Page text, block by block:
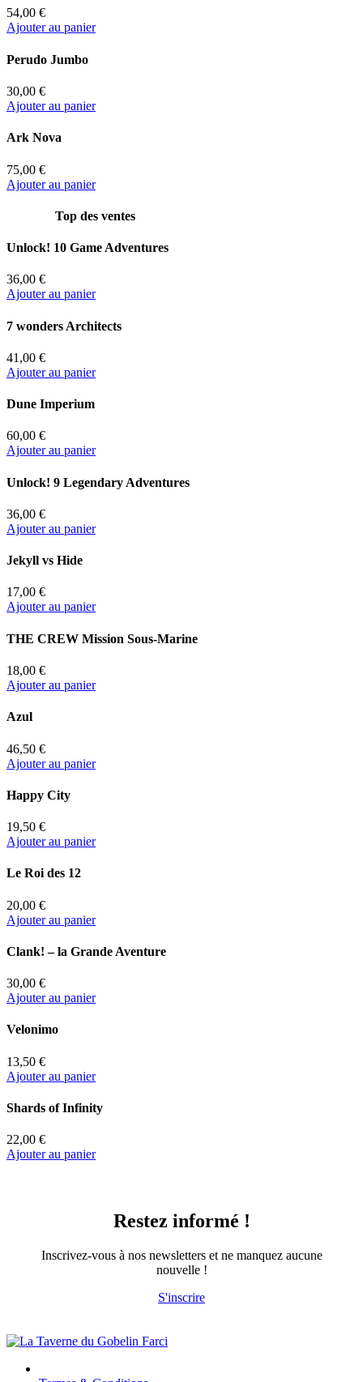
54,00 €
Ajouter au panier
Perudo Jumbo
30,00 €
Ajouter au panier
Ark Nova
75,00 €
Ajouter au panier
Top des ventes
Unlock! 10 Game Adventures
36,00 €
Ajouter au panier
7 wonders Architects
41,00 €
Ajouter au panier
Dune Imperium
60,00 €
Ajouter au panier
Unlock! 9 Legendary Adventures
36,00 €
Ajouter au panier
Jekyll vs Hide
17,00 €
Ajouter au panier
THE CREW Mission Sous-Marine
18,00 €
Ajouter au panier
Azul
46,50 €
Ajouter au panier
Happy City
19,50 €
Ajouter au panier
Le Roi des 12
20,00 €
Ajouter au panier
Clank! – la Grande Aventure
30,00 €
Ajouter au panier
Velonimo
13,50 €
Ajouter au panier
Shards of Infinity
22,00 €
Ajouter au panier
Restez informé !
Inscrivez-vous à nos newsletters et ne manquez aucune
nouvelle !
S'inscrire